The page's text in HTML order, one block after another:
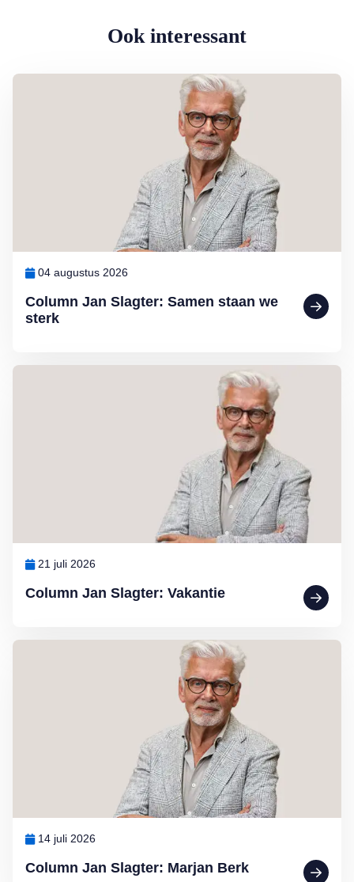
Ook interessant
Column Jan Slagter: Samen staan we
sterk
04 augustus 2026
Lees meer over Column Jan Slagter: Samen staan we sterk
Column Jan Slagter: Vakantie
21 juli 2026
Lees meer over Column Jan Slagter: Vakantie
Column Jan Slagter: Marjan Berk
14 juli 2026
Lees meer over Column Jan Slagter: Marjan Berk